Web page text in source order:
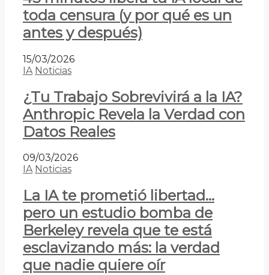
toda censura (y por qué es un
antes y después)
15/03/2026
IA Noticias
¿Tu Trabajo Sobrevivirá a la IA?
Anthropic Revela la Verdad con
Datos Reales
09/03/2026
IA Noticias
La IA te prometió libertad…
pero un estudio bomba de
Berkeley revela que te está
esclavizando más: la verdad
que nadie quiere oír